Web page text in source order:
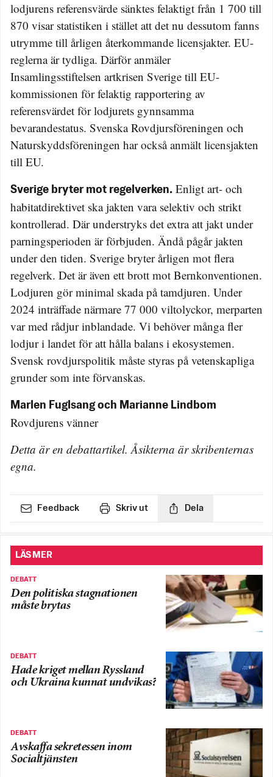
lodjurens referensvärde sänktes felaktigt från 1 700 till
870 visar statistiken i stället att det nu dessutom fanns
utrymme till årligen återkommande licensjakter. EU-
reglerna är tydliga. Därför anmäler
Insamlingsstiftelsen artkrisen Sverige till EU-
kommissionen för felaktig rapportering av
referensvärdet för lodjurets gynnsamma
bevarandestatus. Svenska Rovdjursföreningen och
Naturskyddsföreningen har också anmält licensjakten
till EU.
Sverige bryter mot regelverken. Enligt art- och
habitatdirektivet ska jakten vara selektiv och strikt
kontrollerad. Där understryks det extra att jakt under
parningsperioden är förbjuden. Ändå pågår jakten
under den tiden. Sverige bryter årligen mot flera
regelverk. Det är även ett brott mot Bernkonventionen.
Lodjuren gör minimal skada på tamdjuren. Under
2024 inträffade närmare 77 000 viltolyckor, merparten
var med rådjur inblandade. Vi behöver många fler
lodjur i landet för att hålla balans i ekosystemen.
Svensk rovdjurspolitik måste styras på vetenskapliga
grunder som inte förvanskas.
Marlen Fuglsang och Marianne Lindbom
Rovdjurens vänner
Detta är en debattartikel. Åsikterna är skribenternas
egna.
Feedback Skriv ut Dela
LÄS MER
DEBATT
Den politiska stagnationen
måste brytas
DEBATT
Hade kriget mellan Ryssland
och Ukraina kunnat undvikas?
DEBATT
Avskaffa sekretessen inom
Socialtjänsten